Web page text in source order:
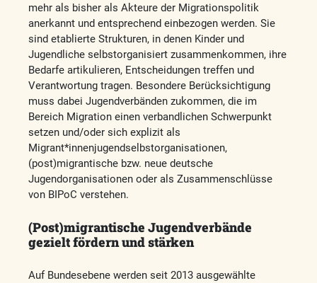
mehr als bisher als Akteure der Migrationspolitik
anerkannt und entsprechend einbezogen werden. Sie
sind etablierte Strukturen, in denen Kinder und
Jugendliche selbstorganisiert zusammenkommen, ihre
Bedarfe artikulieren, Entscheidungen treffen und
Verantwortung tragen. Besondere Berücksichtigung
muss dabei Jugendverbänden zukommen, die im
Bereich Migration einen verbandlichen Schwerpunkt
setzen und/oder sich explizit als
Migrant*innenjugendselbstorganisationen,
(post)migrantische bzw. neue deutsche
Jugendorganisationen oder als Zusammenschlüsse
von BIPoC verstehen.
(Post)migrantische Jugendverbände
gezielt fördern und stärken
Auf Bundesebene werden seit 2013 ausgewählte